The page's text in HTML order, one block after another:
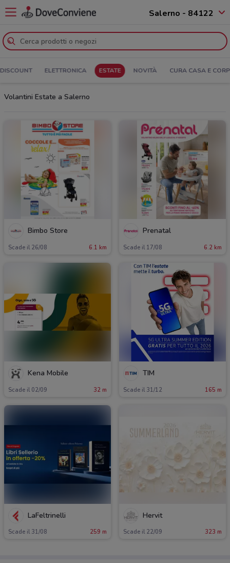
Salerno - 84122
DISCOUNT ELETTRONICA ESTATE NOVITÀ CURA CASA E
Volantini Estate a Salerno
Bimbo Store
Scade il 26/08 6.1 km
Prenatal
Scade il 17/08 6.2 km
Kena Mobile
Scade il 02/09 32 m
TIM
Scade il 31/12 165 m
LaFeltrinelli
Scade il 31/08 259 m
Hervit
Scade il 22/09 323 m